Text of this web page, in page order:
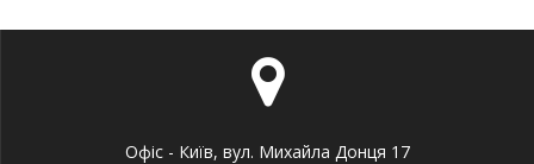
Офіс - Київ, вул. Михайла Донця 17